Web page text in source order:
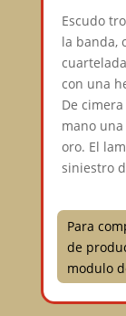
Escudo
la banda,
con una
De
mano
oro. El
siniestro
Para
de
modulo